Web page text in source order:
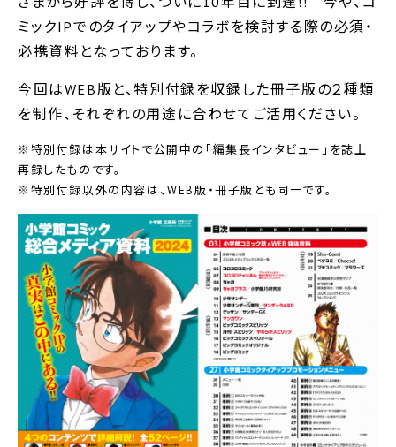
ミックIPでのタイアップやコラボを検討する際の必須・
必携資料となっております。
今回はWEB版と、特別付録を収録した冊子版の２種類
を制作、それぞれの用途に合わせてご活用ください。
※特別付録は本サイトで公開中の｢編集長インタビュー｣を誌上
再録したものです。
※特別付録以外の内容は、WEB版・冊子版とも同一です。